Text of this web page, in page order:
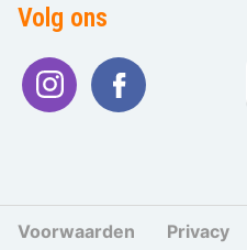
Volg ons
Voorwaarden Privacy